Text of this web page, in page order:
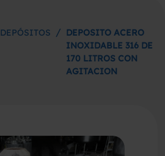
DEPÓSITOS / DEPOSITO ACERO
INOXIDABLE 316 DE
170 LITROS CON
AGITACION